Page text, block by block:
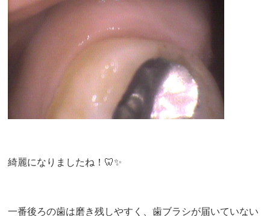
綺麗になりましたね！🦷✨
一番後ろの歯は磨き残しやすく、歯ブラシが届いていない